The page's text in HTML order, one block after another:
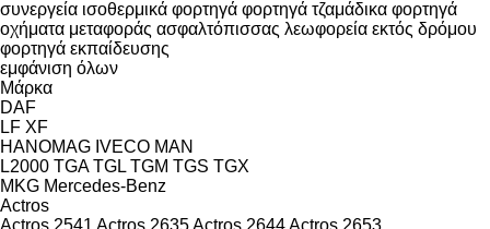
συνεργεία ισοθερμικά φορτηγά φορτηγά τζαμάδικα φορτηγά
οχήματα μεταφοράς ασφαλτόπισσας λεωφορεία εκτός δρόμου
φορτηγά εκπαίδευσης
εμφάνιση όλων
Μάρκα
DAF
LF XF
HANOMAG IVECO MAN
L2000 TGA TGL TGM TGS TGX
MKG Mercedes-Benz
Actros
Actros 2541 Actros 2635Actros 2644Actros 2653